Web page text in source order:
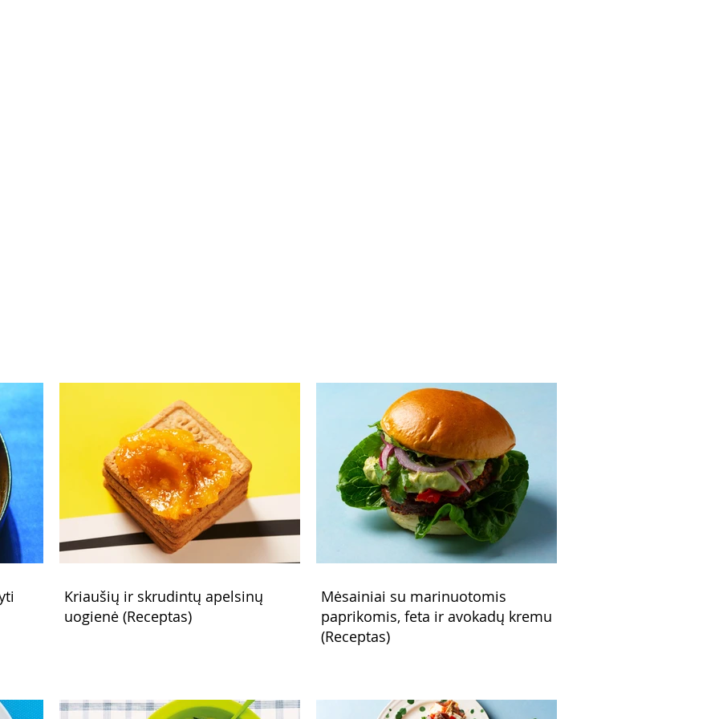
Kriaušių ir skrudintų apelsinų
uogienė (Receptas)
Mėsainiai su marinuotomis
paprikomis, feta ir avokadų kremu
(Receptas)